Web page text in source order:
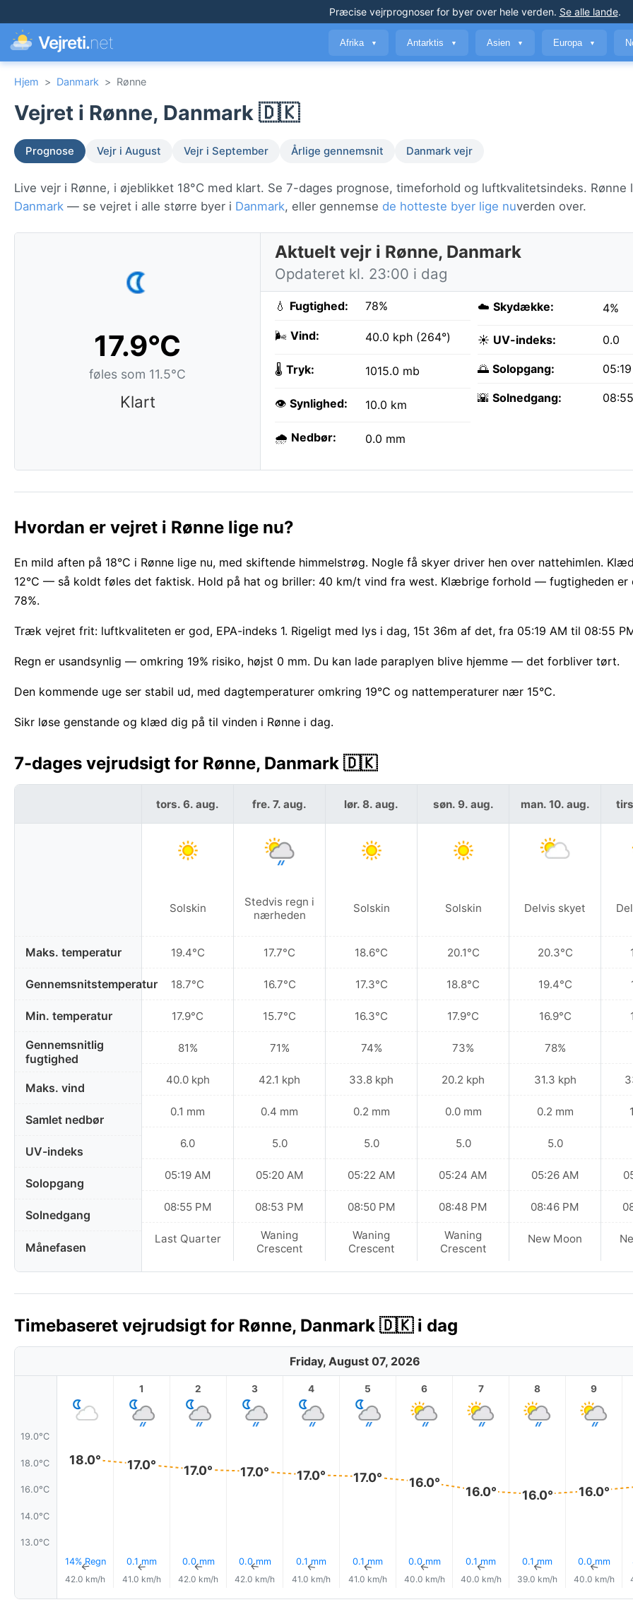
Præcise vejrprognoserfor byer over hele verden. Se alle lande.
Vejreti.net Afrika ▼ Antarktis ▼ Asien ▼ Europa ▼
Hjem > Danmark > Rønne
Vejret i Rønne, Danmark 🇩🇰
Prognose Vejr i August Vejr i September Årlige gennemsnit Danmark vejr
Live vejr i Rønne, i øjeblikket 18°C med klart. Se 7-dages prognose, timeforhold og luftkvalitetsindeks. Rønne
Danmark — se vejret i alle større byer i Danmark, eller gennemse de hotteste byer lige nuverden over.
17.9°C
føles som 11.5°C
Klart
Aktuelt vejr i Rønne, Danmark
Opdateret kl. 23:00 i dag
💧 Fugtighed: 78%
🌬️ Vind: 40.0 kph (264°)
🌡️ Tryk: 1015.0 mb
👁️ Synlighed: 10.0 km
🌧️ Nedbør: 0.0 mm
☁️ Skydække: 4%
☀️ UV-indeks: 0.0
🌅 Solopgang:
🌇 Solnedgang:
Hvordan er vejret i Rønne lige nu?
En mild aften på 18°C i Rønne lige nu, med skiftende himmelstrøg. Nogle få skyer driver hen over nattehimlen.
12°C — så koldt føles det faktisk. Hold på hat og briller: 40 km/t vind fra west. Klæbrige forhold — fugtigheden er
78%.
Træk vejret frit: luftkvaliteten er god, EPA-indeks 1. Rigeligt med lys i dag, 15t 36m af det, fra 05:19 AM til 08:55
Regn er usandsynlig — omkring 19% risiko, højst 0 mm. Du kan lade paraplyen blive hjemme — det forbliver tørt.
Den kommende uge ser stabil ud, med dagtemperaturer omkring 19°C og nattemperaturer nær 15°C.
Sikr løse genstande og klæd dig på til vinden i Rønne i dag.
7-dages vejrudsigt for Rønne, Danmark 🇩🇰
Maks. temperatur
Gennemsnitstemperatur
Min. temperatur
Gennemsnitlig
fugtighed
Maks. vind
Samlet nedbør
UV-indeks
Solopgang
Solnedgang
Månefasen
tors. 6. aug.
Solskin
19.4°C
18.7°C
17.9°C
81%
40.0 kph
0.1 mm
6.0
05:19 AM
08:55 PM
Last Quarter
fre. 7. aug.
Stedvis regn i
nærheden
17.7°C
16.7°C
15.7°C
71%
42.1 kph
0.4 mm
5.0
05:20 AM
08:53 PM
Waning
Crescent
lør. 8. aug.
Solskin
18.6°C
17.3°C
16.3°C
74%
33.8 kph
0.2 mm
5.0
05:22 AM
08:50 PM
Waning
Crescent
søn. 9. aug.
Solskin
20.1°C
18.8°C
17.9°C
73%
20.2 kph
0.0 mm
5.0
05:24 AM
08:48 PM
Waning
Crescent
man. 10. aug.
Delvis skyet
20.3°C
19.4°C
16.9°C
78%
31.3 kph
0.2 mm
5.0
05:26 AM
08:46 PM
New Moon
Timebaseret vejrudsigt for Rønne, Danmark 🇩🇰 i dag
Friday, August 07, 2026
19.0°C
18.0°C
16.0°C
14.0°C
13.0°C
18.0°
14% Regn
↑
42.0 km/h
1
17.0°
0.1 mm
↑
41.0 km/h
2
17.0°
0.0 mm
↑
42.0 km/h
3
17.0°
0.0 mm
↑
42.0 km/h
4
17.0°
0.1 mm
↑
41.0 km/h
5
17.0°
0.1 mm
↑
41.0 km/h
6
16.0°
0.0 mm
↑
40.0 km/h
7
16.0°
0.1 mm
↑
40.0 km/h
8
16.0°
0.1 mm
↑
39.0 km/h
9
16.0°
0.0 mm
↑
40.0 km/h